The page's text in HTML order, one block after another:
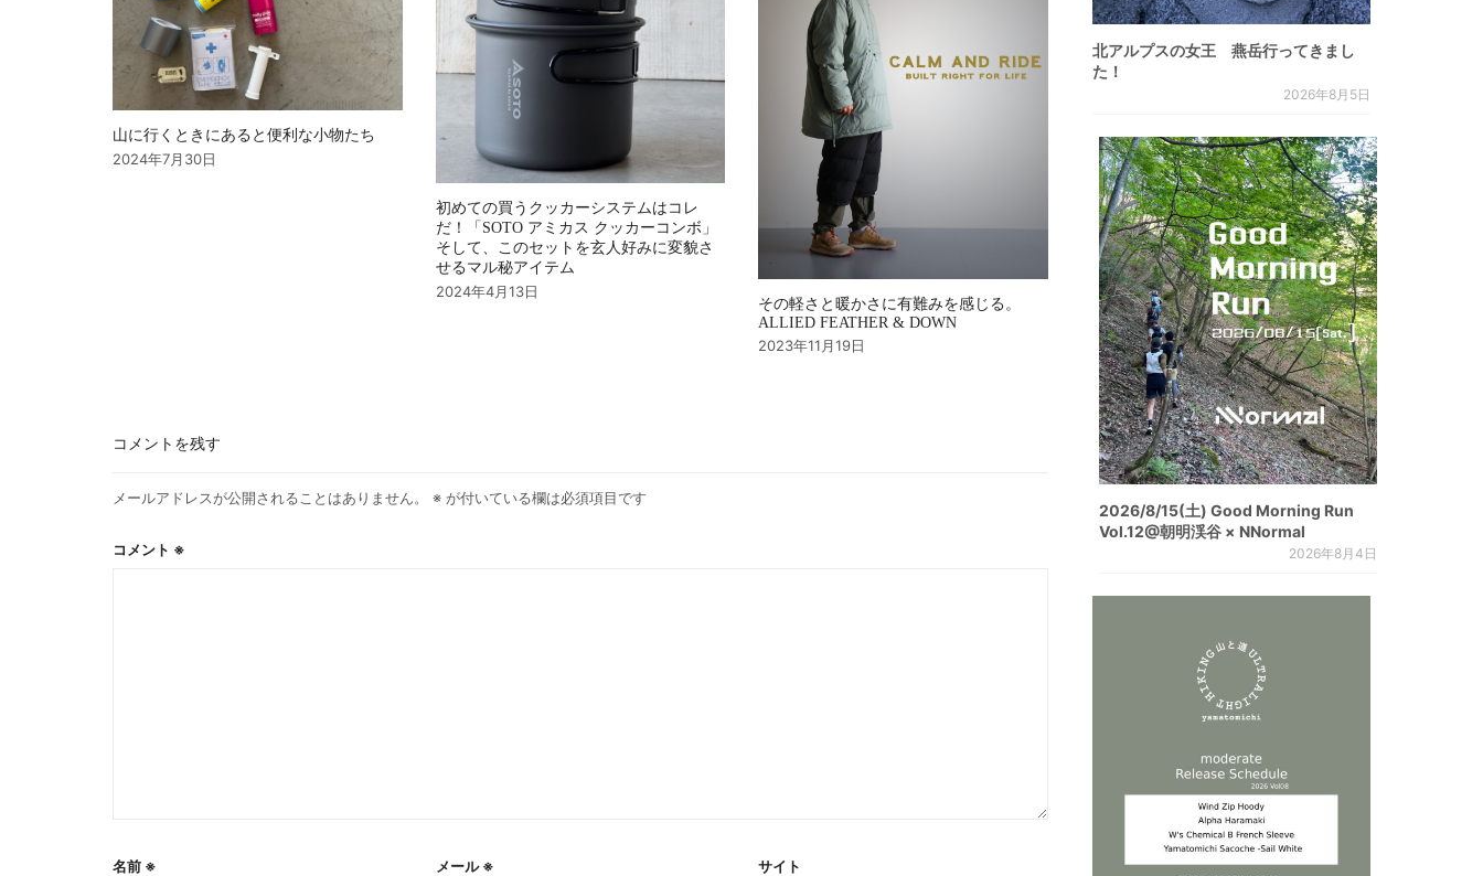
ン
山に行くときにあると便利な小物たち
2024年7月30日
初めての買うクッカーシステムはコレ
だ！「SOTO アミカス クッカーコンボ」
そして、このセットを玄人好みに変貌さ
せるマル秘アイテム
2024年4月13日
その軽さと暖かさに有難みを感じる。
ALLIED FEATHER & DOWN
2023年11月19日
コメントを残す
メールアドレスが公開されることはありません。 ※ が付いている欄は必須項目です
コメント ※
名前 ※ メール※ サイト
北アルプスの女王 燕岳行ってきまし
た！
2026年8月5日
2026/8/15(土) Good Morning Run
Vol.12@朝明渓谷 × NNormal
2026年8月4日